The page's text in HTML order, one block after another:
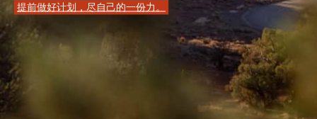
提前做好计划，尽自己的一份力。